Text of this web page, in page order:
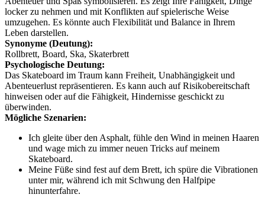
locker zu nehmen und mit Konflikten auf spielerische Weise
umzugehen. Es könnte auch Flexibilität und Balance in Ihrem
Leben darstellen.
Synonyme (Deutung):
Rollbrett, Board, Ska, Skaterbrett
Psychologische Deutung:
Das Skateboard im Traum kann Freiheit, Unabhängigkeit und
Abenteuerlust repräsentieren. Es kann auch auf Risikobereitschaft
hinweisen oder auf die Fähigkeit, Hindernisse geschickt zu
überwinden.
Mögliche Szenarien:
Ich gleite über den Asphalt, fühle den Wind in meinen Haaren
und wage mich zu immer neuen Tricks auf meinem
Skateboard.
Meine Füße sind fest auf dem Brett, ich spüre die Vibrationen
unter mir, während ich mit Schwung den Halfpipe
hinunterfahre.